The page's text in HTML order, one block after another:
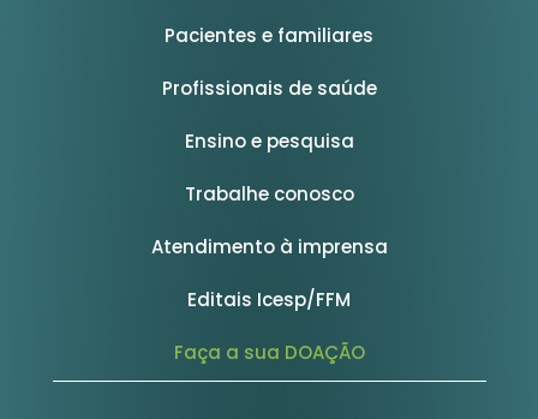
Pacientes e familiares
Profissionais de saúde
Ensino e pesquisa
Trabalhe conosco
Atendimento à imprensa
Editais Icesp/FFM
Faça a sua DOAÇÃO